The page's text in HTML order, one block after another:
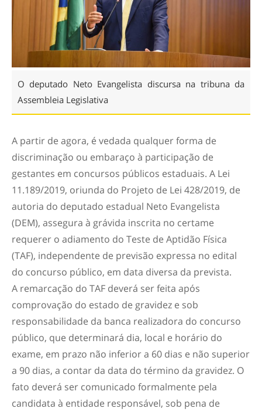
O deputado Neto Evangelista discursa na tribuna da
Assembleia Legislativa
A partir de agora, é vedada qualquer forma de
discriminação ou embaraço à participação de
gestantes em concursos públicos estaduais. A Lei
11.189/2019, oriunda do Projeto de Lei 428/2019, de
autoria do deputado estadual Neto Evangelista
(DEM), assegura à grávida inscrita no certame
requerer o adiamento do Teste de Aptidão Física
(TAF), independente de previsão expressa no edital
do concurso público, em data diversa da prevista.
A remarcação do TAF deverá ser feita após
comprovação do estado de gravidez e sob
responsabilidade da banca realizadora do concurso
público, que determinará dia, local e horário do
exame, em prazo não inferior a 60 dias e não superior
a 90 dias, a contar da data do término da gravidez. O
fato deverá ser comunicado formalmente pela
candidata à entidade responsável, sob pena de